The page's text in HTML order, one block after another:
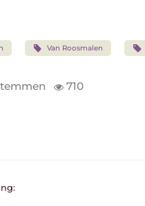
Van Roosmalen
710